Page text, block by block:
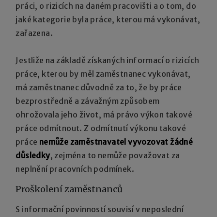
práci, o rizicích na daném pracovišti a o tom, do
jaké kategorie byla práce, kterou má vykonávat,
zařazena.
Jestliže na základě získaných informací o rizicích
práce, kterou by měl zaměstnanec vykonávat,
má zaměstnanec důvodně za to, že by práce
bezprostředně a závažným způsobem
ohrožovala jeho život, má právo výkon takové
práce odmítnout. Z odmítnutí výkonu takové
práce nemůže zaměstnavatel vyvozovat žádné
důsledky, zejména to nemůže považovat za
neplnění pracovních podmínek.
Proškolení zaměstnanců
S informační povinností souvisí v neposlední